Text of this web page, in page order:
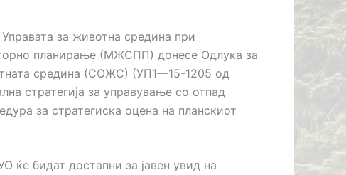
за животна средина при
планирање (МЖСПП) донесе Одлука за
средина (СОЖС) (УП1—15-1205 од
стратегија за управување со отпад
за стратегиска оцена на планскиот
бидат достапни за јавен увид на